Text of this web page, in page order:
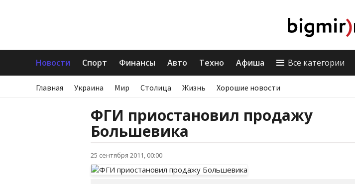
Новости Спорт Финансы Авто Техно Афиша Все категории
Главная Украина Мир Столица Жизнь Хорошие новости
ФГИ приостановил продажу
Большевика
25 сентября 2011, 00:00